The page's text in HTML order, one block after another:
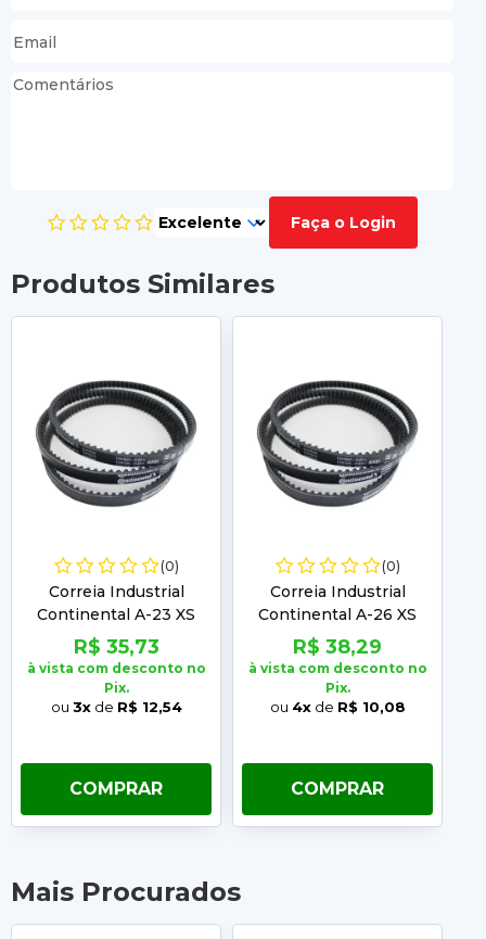
Faça o Login
Produtos Similares
(0)
Correia Industrial
Continental A-23 XS
R$ 35,73
à vista com desconto no
Pix.
ou 3xde R$ 12,54
COMPRAR
(0)
Correia Industrial
Continental A-26 XS
R$ 38,29
à vista com desconto no
Pix.
ou 4xde R$ 10,08
COMPRAR
Mais Procurados